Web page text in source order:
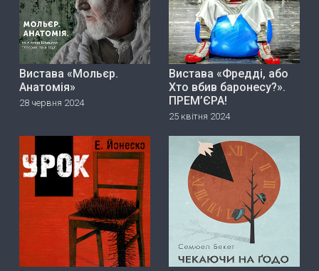
Вистава «Мольєр.
Анатомія»
28 червня 2024
Вистава «Фредді, або
Хто вбив баронесу?».
ПРЕМ’ЄРА!
25 квітня 2024